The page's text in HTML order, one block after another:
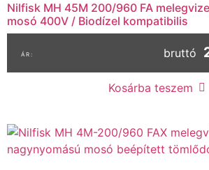
Nilfisk MH 45M 200/960 FA
mosó 400V / Biodízel kompatibilis
bruttó
Kosárba teszem